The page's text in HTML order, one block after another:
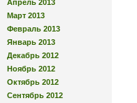
Апрель 2013
Март 2013
Февраль 2013
Январь 2013
Декабрь 2012
Ноябрь 2012
Октябрь 2012
Сентябрь 2012